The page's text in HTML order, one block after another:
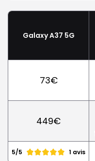
Galaxy A37 5G
73€
449€
5/5 1 avis